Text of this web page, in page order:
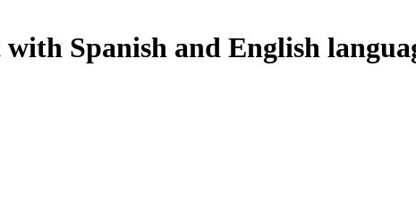
Spanish and English